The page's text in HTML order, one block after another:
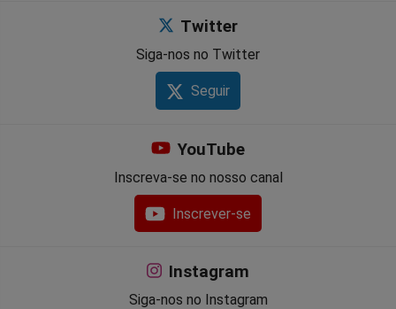
Twitter
Siga-nos no Twitter
Seguir
YouTube
Inscreva-se no nosso canal
Inscrever-se
Instagram
Siga-nos no Instagram